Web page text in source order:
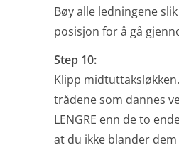
Bøy alle ledningene
posisjon for å gå
Step 10:
Klipp
trådene som dannes
LENGRE enn de to
at du ikke blander